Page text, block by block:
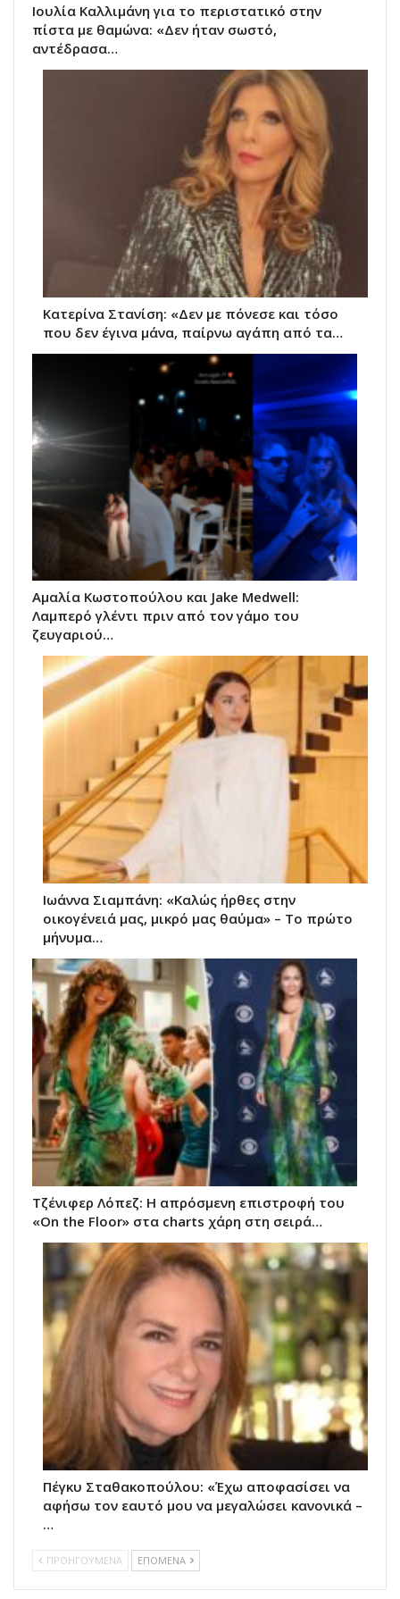
Ιουλία Καλλιμάνη για το περιστατικό στην
πίστα με θαμώνα: «Δεν ήταν σωστό,
αντέδρασα…
Κατερίνα Στανίση: «Δεν με πόνεσε και τόσο
που δεν έγινα μάνα, παίρνω αγάπη από τα…
Αμαλία Κωστοπούλου και Jake Medwell:
Λαμπερό γλέντι πριν από τον γάμο του
ζευγαριού…
Ιωάννα Σιαμπάνη: «Καλώς ήρθες στην
οικογένειά μας, μικρό μας θαύμα» – Το πρώτο
μήνυμα…
Τζένιφερ Λόπεζ: Η απρόσμενη επιστροφή του
«On the Floor» στα charts χάρη στη σειρά…
Πέγκυ Σταθακοπούλου: «Έχω αποφασίσει να
αφήσω τον εαυτό μου να μεγαλώσει κανονικά –
…
ΠΡΟΗΓΟΥΜΕΝΑ ΕΠΟΜΕΝΑ